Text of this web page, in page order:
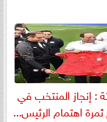
: إنجاز المنتخب في
اهتمام الرئيس...